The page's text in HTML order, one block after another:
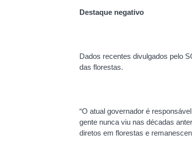
Destaque negativo
Dados recentes divulgados pelo
das florestas.
“O atual governador é
gente nunca viu nas décadas
diretos em florestas e